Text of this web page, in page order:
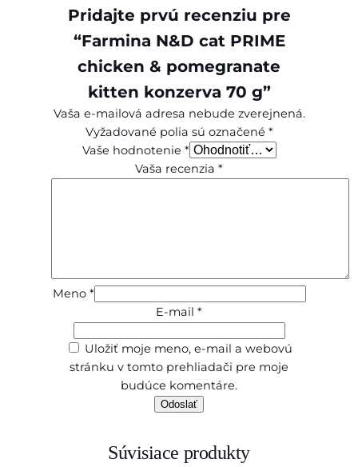
t
t
e
k
o
n
z
g
Pridajte prvú recenziu pre
“Farmina N&D cat PRIME
chicken & pomegranate
kitten konzerva 70 g”
Vaša e-mailová adresa nebude zverejnená.
Vyžadované polia sú označené *
Vaše hodnotenie *
Vaša recenzia *
Meno *
E-mail *
Uložiť moje meno, e-mail a webovú
stránku v tomto prehliadači pre moje
budúce komentáre.
Súvisiace produkty